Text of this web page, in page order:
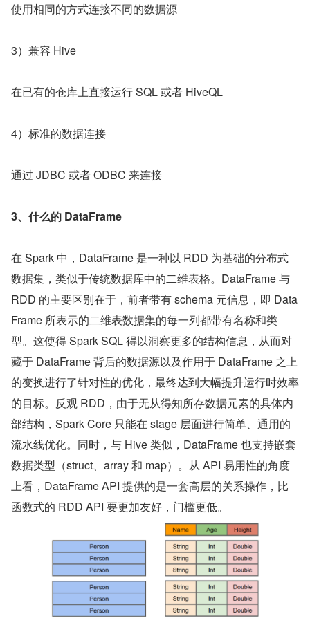
使用相同的方式连接不同的数据源
3）兼容 Hive
在已有的仓库上直接运行 SQL 或者 HiveQL
4）标准的数据连接
通过 JDBC 或者 ODBC 来连接
3、什么的 DataFrame
在 Spark 中，DataFrame 是一种以 RDD 为基础的分布式
数据集，类似于传统数据库中的二维表格。DataFrame 与
RDD 的主要区别在于，前者带有 schema 元信息，即 Data
Frame 所表示的二维表数据集的每一列都带有名称和类
型。这使得 Spark SQL 得以洞察更多的结构信息，从而对
藏于 DataFrame 背后的数据源以及作用于 DataFrame 之上
的变换进行了针对性的优化，最终达到大幅提升运行时效率
的目标。反观 RDD，由于无从得知所存数据元素的具体内
部结构，Spark Core 只能在 stage 层面进行简单、通用的
流水线优化。同时，与 Hive 类似，DataFrame 也支持嵌套
数据类型（struct、array 和 map）。从 API 易用性的角度
上看，DataFrame API 提供的是一套高层的关系操作，比
函数式的 RDD API 要更加友好，门槛更低。